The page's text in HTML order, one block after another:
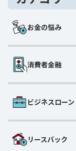
お金の悩み
消費者金融
ビジネスローン
リースバック